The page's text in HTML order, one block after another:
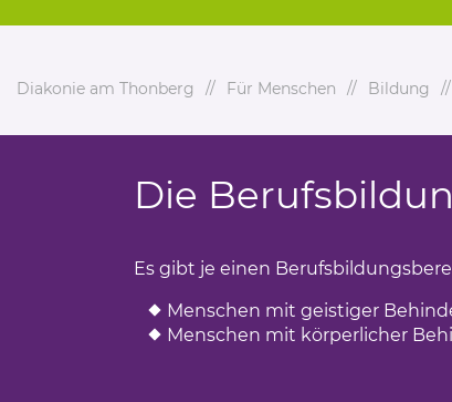
Diakonie am Thonberg Für Menschen Bildung
Die
Es gibt je einen
Menschen mit geistiger
Menschen mit körperlicher